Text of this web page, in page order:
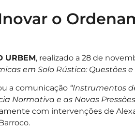
o
URBEM, realizado a 28 de
em Solo Rústico: Questões e
a comunicação “Instrumentos
Normativa e as Novas
com intervenções de